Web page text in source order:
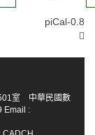
piCal-0.8
室 中華民國數
Email :